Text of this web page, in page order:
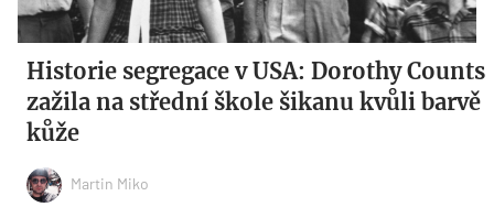
Historie segregace v USA: Dorothy Counts
zažila na střední škole šikanu kvůli barvě
kůže
Martin Miko